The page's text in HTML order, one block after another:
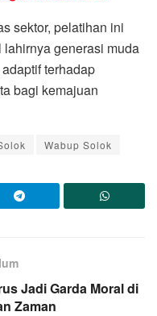
sektor, pelatihan ini
generasi muda
terhadap
bagi kemajuan
Wabup Solok
Jadi Garda Moral di
Zaman